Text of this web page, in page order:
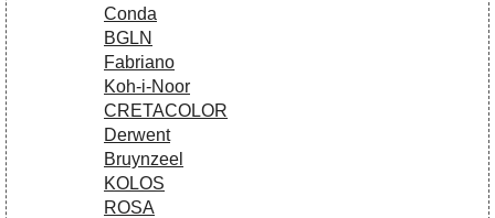
Conda
BGLN
Fabriano
Koh-i-Noor
CRETACOLOR
Derwent
Bruynzeel
KOLOS
ROSA